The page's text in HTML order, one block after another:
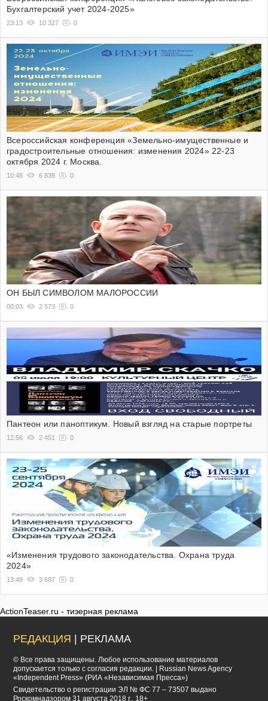
Бухгалтерский учет 2024-2025»
23:13 10 327 0
Всероссийская конференция «Земельно-имущественные и
градостроительные отношения: изменения 2024» 22-23
октября 2024 г. Москва.
10:48 6 838 0
ОН БЫЛ СИМВОЛОМ МАЛОРОССИИ
00:03 2 573 0
Пантеон или паноптикум. Новый взгляд на старые портреты
12:56 2 451 0
«Изменения трудового законодательства. Охрана труда
2024»
13:48 3 687 0
ActionTeaser.ru - тизерная реклама
РЕДАКЦИЯ | РЕКЛАМА
© Все права защищены. Любое использование материалов
допускается только с согласия редакции. | Russian News Agency
«Independent Press» (РИА «Независимая Пресса»)
Cвидетельство о регистрации ЭЛ № ФС 77 – 73507 выдано
Роскомнадзором 31 августа 2018 г.. 18+